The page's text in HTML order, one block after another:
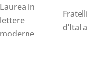
Laurea in
lettere
moderne
Fratelli
d’Italia